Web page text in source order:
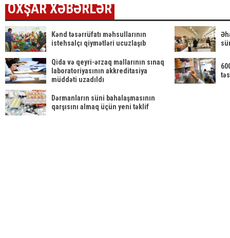
OXŞAR XƏBƏRLƏR
Kənd təsərrüfatı məhsullarının
istehsalçı qiymətləri ucuzlaşıb
Qida və qeyri-ərzaq mallarının sınaq
laboratoriyasının akkreditasiya
müddəti uzadıldı
Dərmanların süni bahalaşmasının
qarşısını almaq üçün yeni təklif